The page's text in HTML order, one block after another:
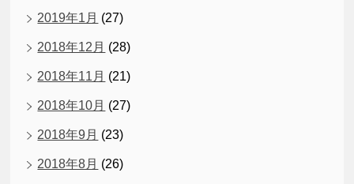
2019年1月 (27)
2018年12月 (28)
2018年11月 (21)
2018年10月 (27)
2018年9月 (23)
2018年8月 (26)